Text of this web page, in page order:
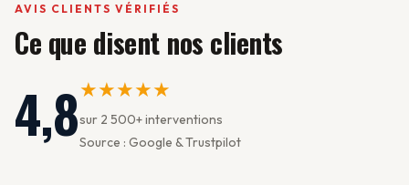
AVIS CLIENTS VÉRIFIÉS
Ce que disent nos clients
4,8★★★★★
sur 2 500+ interventions
Source : Google & Trustpilot